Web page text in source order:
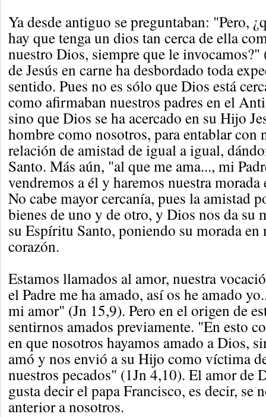
Ya desde antiguo se preguntaban: "Pero,
hay que tenga un dios tan cerca de ella
nuestro Dios, siempre que le
de Jesús en carne ha desbordado toda
sentido. Pues no es sólo que Dios está
como afirmaban nuestros padres en el
sino que Dios se ha acercado en su Hijo
hombre como nosotros, para entablar con
relación de amistad de igual a igual,
Santo. Más aún, "al que me ama..., mi
vendremos a él y haremos nuestra
No cabe mayor cercanía, pues la amistad
bienes de uno y de otro, y Dios nos da su
su Espíritu Santo, poniendo su morada
corazón.
Estamos llamados al amor, nuestra
el Padre me ha amado, así os he amado
mi amor" (Jn 15,9). Pero en el origen de
sentirnos amados previamente. "En esto
en que nosotros hayamos amado a Dios,
amó y nos envió a su Hijo como víctima
nuestros pecados" (1Jn 4,10). El amor de
gusta decir el papa Francisco, es decir, se
anterior a nosotros.